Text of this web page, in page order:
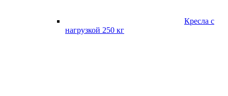
Кресла с
нагрузкой 250 кг